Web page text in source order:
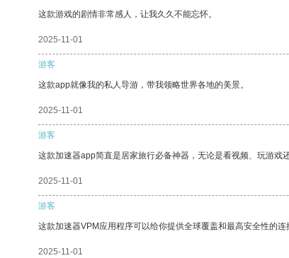
这款游戏的剧情非常感人，让我久久不能忘怀。
2025-11-01
游客
这款app就像我的私人导游，带我领略世界各地的美景。
2025-11-01
游客
这款加速器app简直是居家旅行必备神器，无论是看视频、玩游戏
2025-11-01
游客
这款加速器VPM应用程序可以给你提供全球覆盖和最高安全性的连
2025-11-01